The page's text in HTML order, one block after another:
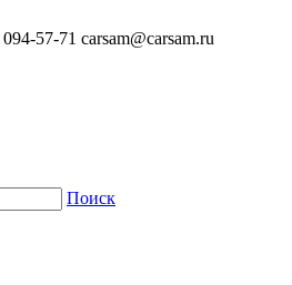
094-57-71 carsam@carsam.ru
Поиск